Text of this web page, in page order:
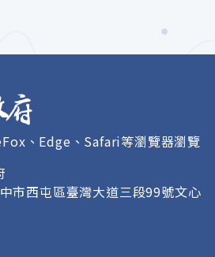
、Edge、Safari等瀏覽器瀏覽
市西屯區臺灣大道三段99號文心